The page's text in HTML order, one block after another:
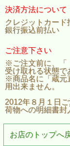
決済方法について
クレジットカード
銀行振込前払い
ご注意下さい
※ご注文前に、
受け取れる状態で
※商品名に「蔵元
用出来ません。
2012年８月１日
荷物への明細書封
お店のトップへ